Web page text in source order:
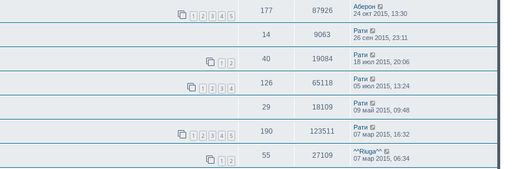
1 2 3 4 5
177 87926
Аберон
24 окт 2015, 13:30
14 9063
Рати
26 сен 2015, 23:11
1 2
40 19084
Рати
18 июл 2015, 20:06
1 2 3 4
126 65118
Рати
05 июл 2015, 13:24
29 18109
Рати
09 май 2015, 09:48
1 2 3 4 5
190 123511
Рати
07 мар 2015, 16:32
1 2
55 27109
^^Riuga^^
07 мар 2015, 06:34